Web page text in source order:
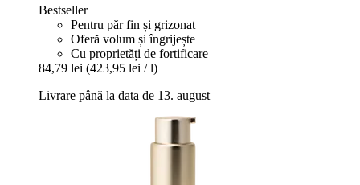
Bestseller
Pentru păr fin și grizonat
Oferă volum și îngrijește
Cu proprietăți de fortificare
84,79 lei (423,95 lei / l)
Livrare până la data de 13. august